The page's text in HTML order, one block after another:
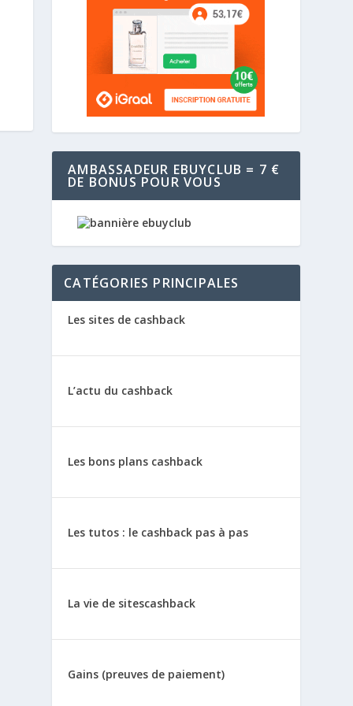
AMBASSADEUR EBUYCLUB = 7 €
DE BONUS POUR VOUS
CATÉGORIES PRINCIPALES
Les sites de cashback
L’actu du cashback
Les bons plans cashback
Les tutos : le cashback pas à pas
La vie de sitescashback
Gains (preuves de paiement)